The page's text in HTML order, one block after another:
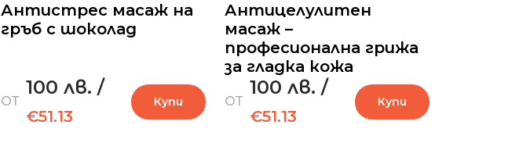
Антистрес масаж на
гръб с шоколад
ОТ
100 лв. /
€51.13
Купи
Антицелулитен
масаж –
професионална грижа
за гладка кожа
ОТ
100 лв. /
€51.13
Купи